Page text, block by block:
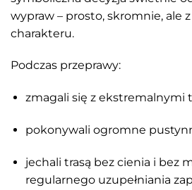
wypraw – prosto, skromnie, ale
charakteru.
Podczas przeprawy:
zmagali się z ekstremalnymi
pokonywali ogromne
jechali trasą bez cienia i bez
regularnego uzupełniania